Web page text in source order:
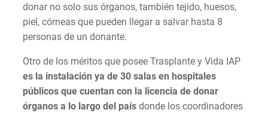
donar no solo sus órganos, también tejido, huesos,
piel, córneas que pueden llegar a salvar hasta 8
personas de un donante.
Otro de los méritos que posee Trasplante y Vida IAP
es la instalación ya de 30 salas en hospitales
públicos que cuentan con la licencia de donar
órganos a lo largo del país donde los coordinadores